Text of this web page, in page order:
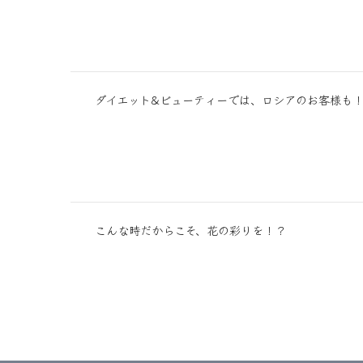
ダイエット&ビューティーでは、ロシアのお客様も！
こんな時だからこそ、花の彩りを！？